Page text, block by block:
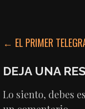
DE
← EL PRIMER
DEJA UNA
Lo siento, debes